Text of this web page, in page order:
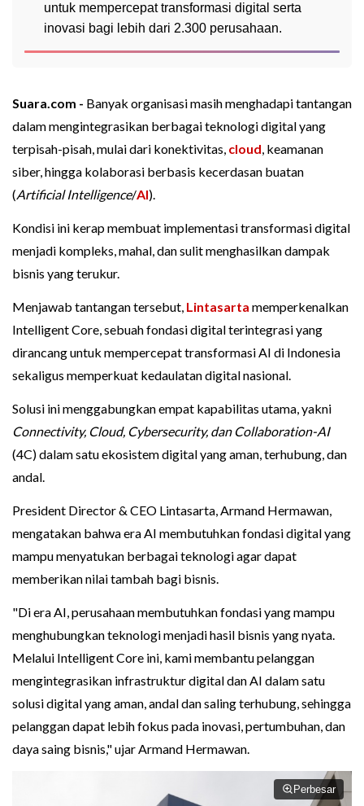
untuk mempercepat transformasi digital serta
inovasi bagi lebih dari 2.300 perusahaan.
Suara.com - Banyak organisasi masih menghadapi tantangan
dalam mengintegrasikan berbagai teknologi digital yang
terpisah-pisah, mulai dari konektivitas, cloud, keamanan
siber, hingga kolaborasi berbasis kecerdasan buatan
(Artificial Intelligence/AI).
Kondisi ini kerap membuat implementasi transformasi digital
menjadi kompleks, mahal, dan sulit menghasilkan dampak
bisnis yang terukur.
Menjawab tantangan tersebut, Lintasarta memperkenalkan
Intelligent Core, sebuah fondasi digital terintegrasi yang
dirancang untuk mempercepat transformasi AI di Indonesia
sekaligus memperkuat kedaulatan digital nasional.
Solusi ini menggabungkan empat kapabilitas utama, yakni
Connectivity, Cloud, Cybersecurity, dan Collaboration-AI
(4C) dalam satu ekosistem digital yang aman, terhubung, dan
andal.
President Director & CEO Lintasarta, Armand Hermawan,
mengatakan bahwa era AI membutuhkan fondasi digital yang
mampu menyatukan berbagai teknologi agar dapat
memberikan nilai tambah bagi bisnis.
"Di era AI, perusahaan membutuhkan fondasi yang mampu
menghubungkan teknologi menjadi hasil bisnis yang nyata.
Melalui Intelligent Core ini, kami membantu pelanggan
mengintegrasikan infrastruktur digital dan AI dalam satu
solusi digital yang aman, andal dan saling terhubung, sehingga
pelanggan dapat lebih fokus pada inovasi, pertumbuhan, dan
daya saing bisnis," ujar Armand Hermawan.
Perbesar